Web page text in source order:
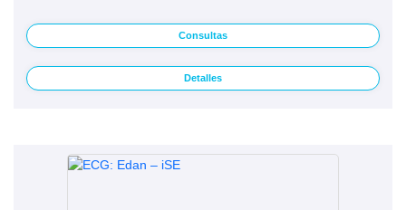
Consultas
Detalles